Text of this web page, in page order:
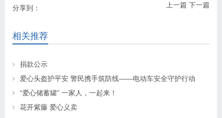
上一篇 下一篇
分享到：
相关推荐
捐款公示
爱心头盔护平安 警民携手筑防线——电动车安全守护行动
“爱心储蓄罐” 一家人，一起来！
花开紫藤 爱心义卖